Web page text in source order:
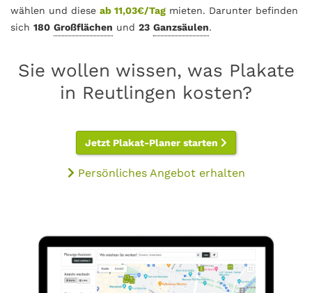
wählen und diese ab 11,03€/Tag mieten. Darunter befinden
sich 180 Großflächen und 23 Ganzsäulen.
Sie wollen wissen, was Plakate
in Reutlingen kosten?
Jetzt Plakat-Planer starten
Persönliches Angebot erhalten